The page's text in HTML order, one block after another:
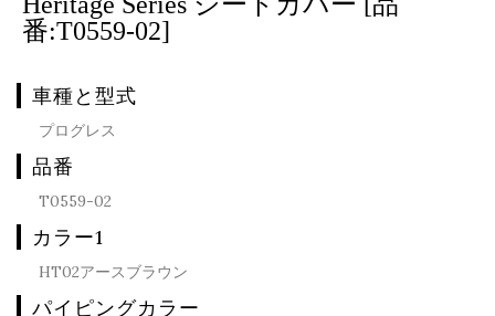
番:T0559-02]
車種と型式
プログレス
品番
T0559-02
カラー1
HT02アースブラウン
パイピングカラー